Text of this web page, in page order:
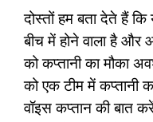
दोस्तों हम बता देते हैं
बीच में होने वाला है और
को कप्तानी का मौका
को एक टीम में कप्तानी
वॉइस कप्तान की बात